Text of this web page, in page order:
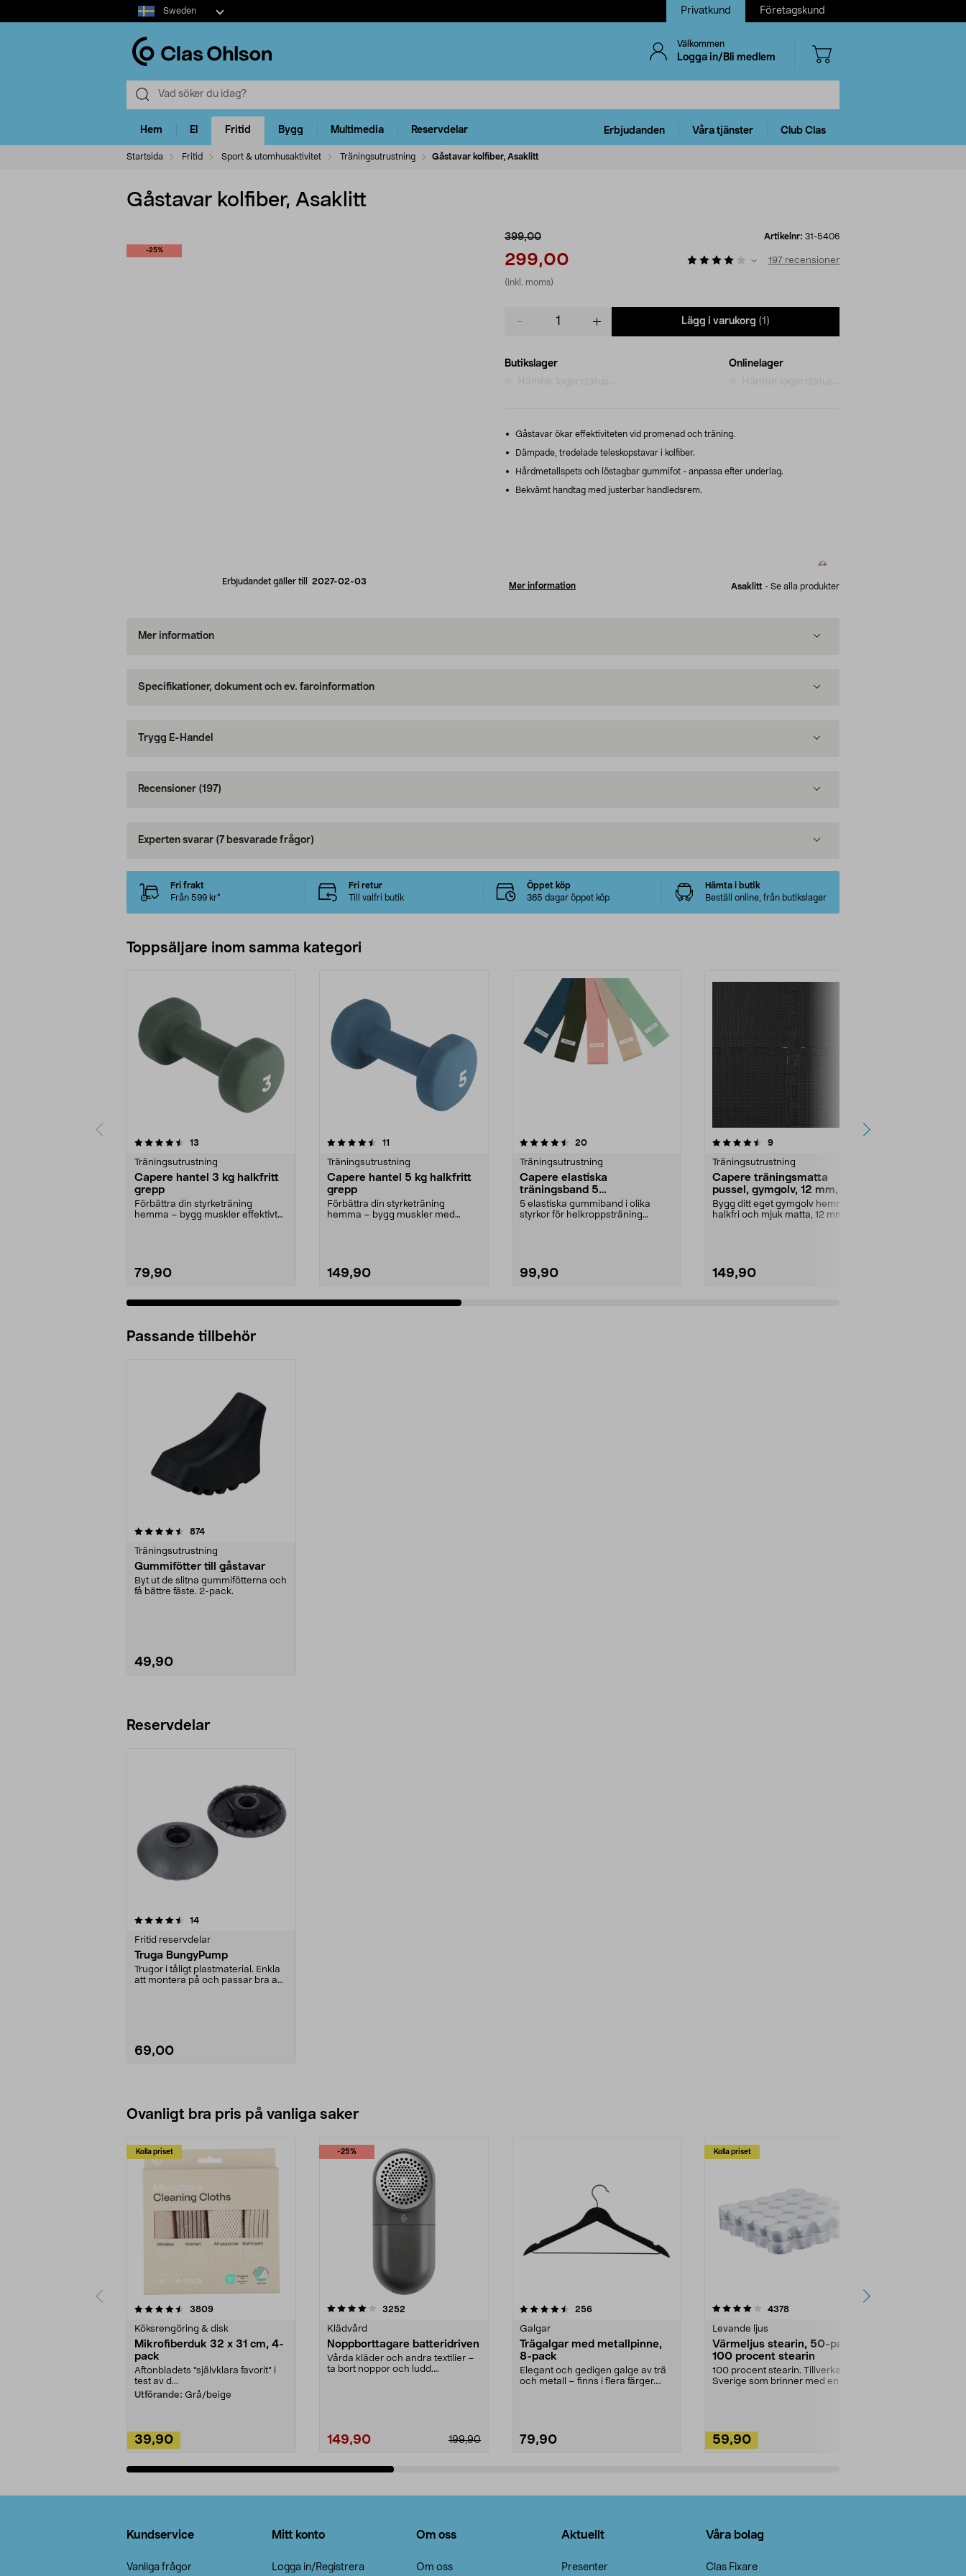
Select
market
Sweden Privatkund Företagskund
Välkommen
Logga in/Bli medlem
Hem El Fritid Bygg Multimedia Reservdelar Erbjudanden Våra tjänster Club Clas
Startsida Fritid Sport & utomhusaktivitet Träningsutrustning Gåstavar kolfiber, Asaklitt
Gåstavar kolfiber, Asaklitt
-25%
Erbjudandet gäller till 2027-02-03
399,00
299,00
(inkl. moms)
Artikelnr: 31-5406
197 recensioner
Lägg i varukorg (1)
Butikslager
Onlinelager
Gåstavar ökar effektiviteten vid promenad och träning.
Dämpade, tredelade teleskopstavar i kolfiber.
Hårdmetallspets och löstagbar gummifot - anpassa efter underlag.
Bekvämt handtag med justerbar handledsrem.
Mer information Asaklitt - Se alla produkter
Mer information
Specifikationer, dokument och ev. faroinformation
Trygg E-Handel
Recensioner (197)
Experten svarar (7 besvarade frågor)
Fri frakt
Från 599 kr*
Fri retur
Till valfri butik
Öppet köp
365 dagar öppet köp
Hämta i butik
Beställ online, från butikslager
Toppsäljare inom samma kategori
13
Träningsutrustning
Capere hantel 3 kg halkfritt
grepp
Förbättra din styrketräning
hemma – bygg muskler effektivt
79,90
4.5 av 5 stjärnor 11
Träningsutrustning
Capere hantel 5 kg halkfritt
grepp
Förbättra din styrketräning
hemma – bygg muskler med
149,90
4.5 av 5 stjärnor 20recensioner
Träningsutrustning
Capere elastiska
träningsband 5
motståndsnivåer 5-pack
5 elastiska gummiband i olika
styrkor för helkroppsträning
99,90
4.5 av 5 stjärnor 9recensioner
Träningsutrustning
Capere träningsmatta
pussel, gymgolv, 12 mm, 4-
pack
Bygg ditt eget gymgolv hemma –
halkfri och mjuk matta, 12 mm
149,90
4.5 av 5 stjärnor
Passande tillbehör
874recensioner
Träningsutrustning
Gummifötter till gåstavar
Byt ut de slitna gummifötterna och
få bättre fäste. 2-pack.
49,90
Reservdelar
14recensioner
Fritid reservdelar
Truga BungyPump
Trugor i tåligt plastmaterial. Enkla
att montera på och passar bra att
69,00
Ovanligt bra pris på vanliga saker
Kolla priset
3809recensioner
Köksrengöring & disk
Mikrofiberduk 32 x 31 cm, 4-
pack
Aftonbladets "självklara favorit” i
test av d...
Utförande: Grå/beige
39,90
-25%
4.0av 5 stjärnor 3252
Klädvård
Noppborttagare batteridriven
Vårda kläder och andra textilier –
ta bort noppor och ludd.
199,90
149,90
4.5av 5 stjärnor 256recensioner
Galgar
Trägalgar med metallpinne,
8-pack
Elegant och gedigen galge av trä
och metall – finns i flera färger.
79,90
Kolla priset
4.0av 5 stjärnor 4378recensioner
Levande ljus
Värmeljus stearin, 50-pack,
100 procent stearin
100 procent stearin. Tillverkade i
Sverige som brinner med en
59,90
4.5av 5 stjärnor
Kundservice
Vanliga frågor
Mitt konto
Logga in/Registrera
Om oss
Om oss
Aktuellt
Presenter
Våra bolag
Clas Fixare